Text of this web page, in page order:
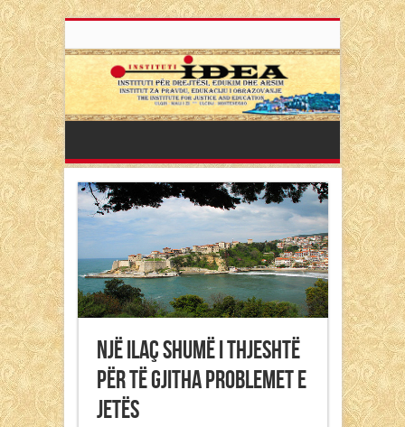
Një ilaç shumë i thjeshtë
për të gjitha problemet e
jetës